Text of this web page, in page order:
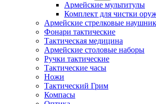
Армейские мультитулы
Комплект для чистки
Армейские стрелковые
Фонари тактические
Тактическая медицина
Армейские столовые наборы
Ручки тактические
Тактические часы
Ножи
Тактический Грим
Компасы